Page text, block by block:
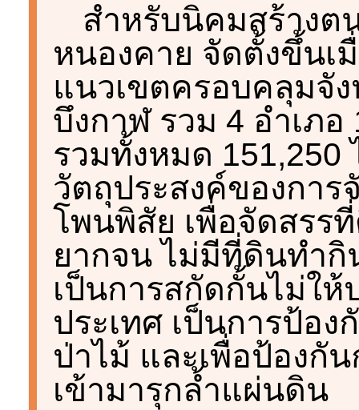
สำหรับนิคมสร้างต
หนองคาย จัดตั้งขึ้นเ
แนวเขตครอบคลุมจั
บึงกาฬ รวม 4 อำเภ
รวมทั้งหมด 151,250
วัตถุประสงค์ของการ
โพนพิสัย เพื่อจัดสรร
ยากจน ไม่มีที่ดินทำกิ
เป็นการสกัดกั้นไม่ใ
ประเทศ เป็นการป้อ
ป่าไม้ และเพื่อป้องกั
เข้ามารุกล้ำแผ่นดิน